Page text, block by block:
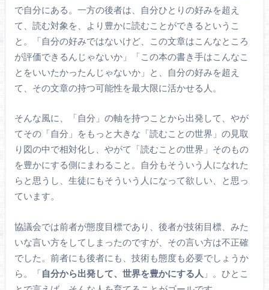
で自分にある。一方の後者は、自分ひとりの好みを超え
て、読む対象を、より豊かに読むことができるというこ
と。「自分の好みではないけど、この文章はこんなところ
が評価できるんじゃないか」「この本の書き手はこんなこ
とをいいたかったんじゃないか」と、自分の好みを超え
て、その文章の持つ可能性を最大限に活かせる人。
そんな風に、「自分」の軸を持つことから出発して、やが
てその「自分」をもっと大きな「読むことの世界」の見取
り図の中で相対化し、やがて「読むことの世界」そのもの
を豊かにする側にまわること。自分もそういう人になれた
らと思うし、生徒にもそういう人になって欲しい、と思っ
ています。
協議会では前者が態度目標であり、後者が技術目標、みた
いな言い方をしてしまったのですが、その言い方は不正確
でした。前者にも後者にも、技術も態度も必要でしょうか
ら。「自分から出発して、世界を豊かにする人 」。ひとこ